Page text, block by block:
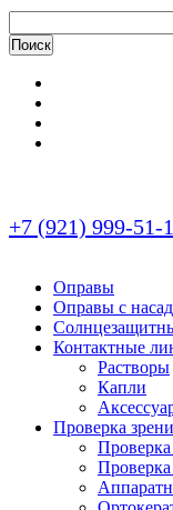
+7 (921) 999-51-
Оправы
Оправы с
Контактные
Растворы
Капли
Проверка
Проверка